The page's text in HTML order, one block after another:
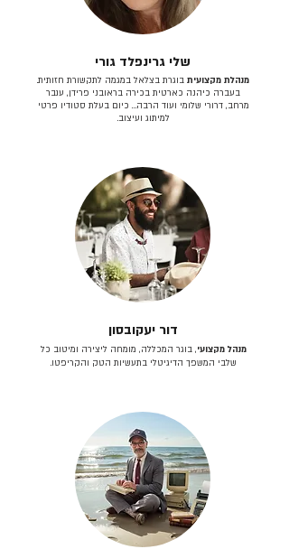
שלי גרינפלד גורי
מנהלת מקצועית בוגרת בצלאל במגמה לתקשורת חזותית.
בעברה כיהנה כארטית בכירה בראובני פרידן, ענבר
מרחב, דרורי שלומי ועוד הרבה… כיום בעלת סטודיו פרטי
למיתוג ועיצוב.
דור יעקובסון
מנהל מקצועי, בוגר המכללה, מומחה ליצירה ומיטוב כל
שלבי המשפך הדיגיטלי בתעשיות הטק והקריפטו.